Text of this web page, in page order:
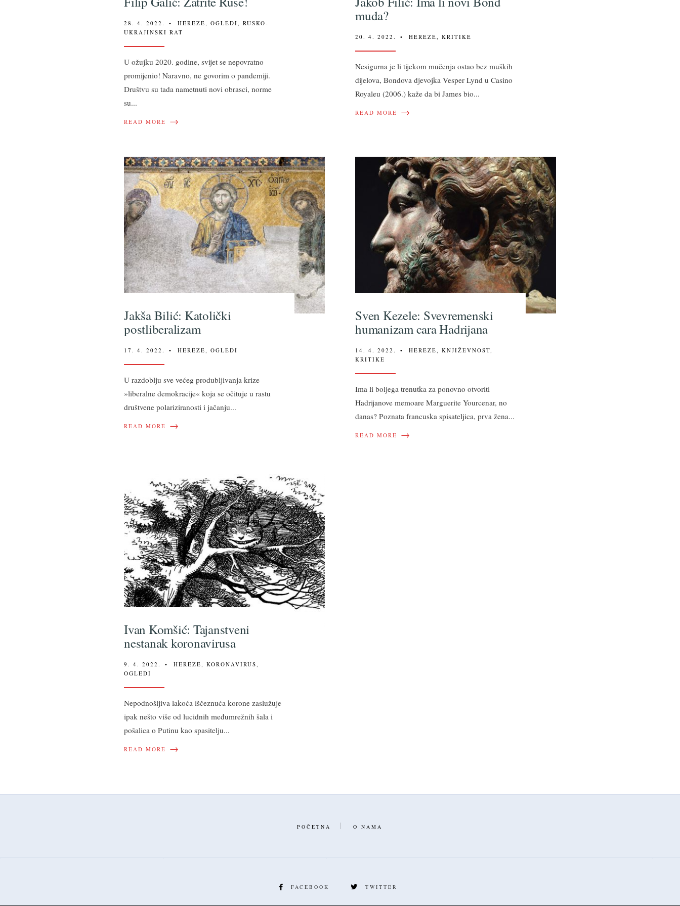
28. 4. 2022. • HEREZE ,OGLEDI ,RUSKO-
UKRAJINSKI RAT
U ožujku 2020. godine, svijet se nepovratno
promijenio! Naravno, ne govorim o pandemiji.
Društvu su tada nametnuti novi obrasci, norme
su...
READ MORE →
muda?
20. 4. 2022. • HEREZE KRITIKE
Nesigurna je li tijekom mučenja ostao bez muških
dijelova, Bondova djevojka Vesper Lynd u Casino
Royaleu (2006.) kaže da bi James bio...
READ MORE →
Jakša Bilić: Katolički
postliberalizam
17. 4. 2022. • HEREZE,OGLEDI
U razdoblju sve većeg produbljivanja krize
»liberalne demokracije« koja se očituje u rastu
društvene polariziranosti i jačanju...
READ MORE →
Sven Kezele: Svevremenski
humanizam cara Hadrijana
14. 4. 2022. • HEREZE, KNJIŽEVNOST,
KRITIKE
Ima li boljega trenutka za ponovno otvoriti
Hadrijanove memoare Marguerite Yourcenar, no
danas? Poznata francuska spisateljica, prva žena...
READ MORE →
Ivan Komšić: Tajanstveni
nestanak koronavirusa
9. 4. 2022. • HEREZE ,KORONAVIRUS
OGLEDI
Nepodnošljiva lakoća iščeznuća korone zaslužuje
ipak nešto više od lucidnih međumrežnih šala i
pošalica o Putinu kao spasitelju...
READ MORE →
POČETNA O NAMA
FACEBOOK TWITTER